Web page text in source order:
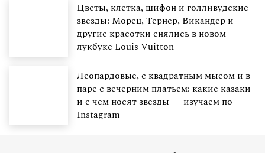
Цветы, клетка, шифон и голливудские
звезды: Морец, Тернер, Викандер и
другие красотки снялись в новом
лукбуке Louis Vuitton
Леопардовые, с квадратным мысом и в
паре с вечерним платьем: какие казаки
и с чем носят звезды — изучаем по
Instagram